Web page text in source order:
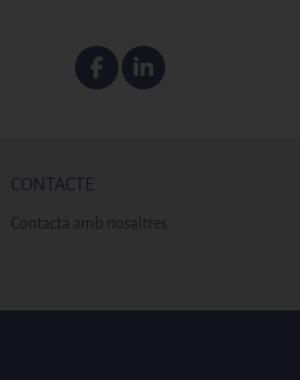
FacebookLinkedin
CONTACTE
Contacta amb nosaltres